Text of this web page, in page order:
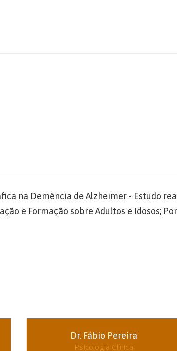
na Demência de Alzheimer - Estudo
e Formação sobre Adultos e Idosos;
Dr. Fábio Pereira
Psicologia Clínica